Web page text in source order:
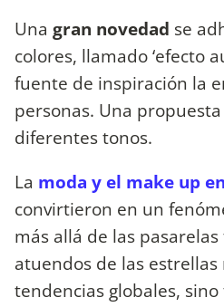
Una gran novedad se
colores, llamado ‘efecto
fuente de inspiración la
personas. Una
diferentes tonos.
La moda y el make up
convirtieron en un
más allá de las
atuendos de las
tendencias globales,